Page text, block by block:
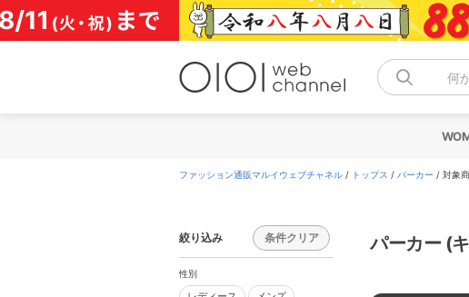
コ
ン
テ
何
ファッション通販マルイウェブチャネル / トップス / パーカー / 対象
絞り込み 条件クリア
性別
レディース メンズ
パーカー (